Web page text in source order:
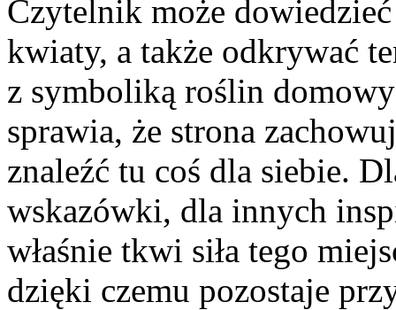
Czytelnik może
kwiaty, a także odkrywać
z symboliką roślin
sprawia, że strona
znaleźć tu coś dla siebie.
wskazówki, dla innych
właśnie tkwi siła tego
dzięki czemu pozostaje